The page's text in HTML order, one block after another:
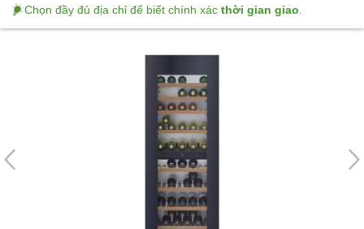
(Gửi đánh giá)